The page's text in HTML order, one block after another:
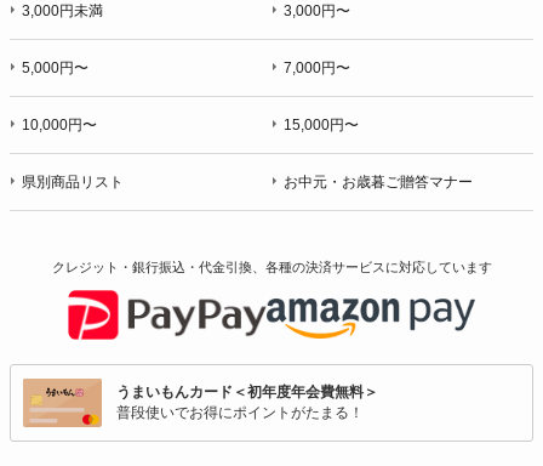
3,000円未満 3,000円〜
5,000円〜 7,000円〜
10,000円〜 15,000円〜
県別商品リスト お中元・お歳暮ご贈答マナー
クレジット・銀行振込・代金引換、各種の決済サービスに対応しています
うまいもんカード＜初年度年会費無料＞
普段使いでお得にポイントがたまる！